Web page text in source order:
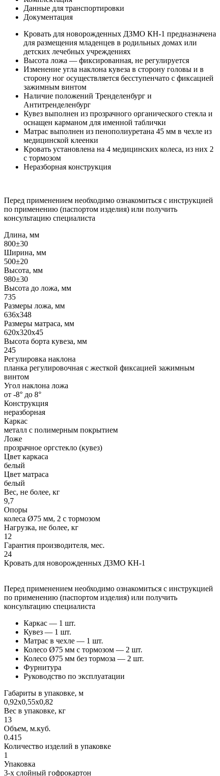
Данные для транспортировки
Документация
Кровать для новорожденных ДЗМО КН-1 предназначена
для размещения младенцев в родильных домах или
детских лечебных учреждениях
Высота ложа — фиксированная, не регулируется
Изменение угла наклона кувеза в сторону головы и в
сторону ног осуществляется бесступенчато с фиксацией
зажимным винтом
Наличие положений Тренделенбург и
Антитренделенбург
Кувез выполнен из прозрачного органического стекла и
оснащен карманом для именной таблички
Матрас выполнен из пенополиуретана 45 мм в чехле из
медицинской клеенки
Кровать установлена на 4 медицинских колеса, из них 2
с тормозом
Неразборная конструкция
Перед применением необходимо ознакомиться с инструкцией
по применению (паспортом изделия) или получить
консультацию специалиста
Длина, мм
800±30
Ширина, мм
500±20
Высота, мм
980±30
Высота до ложа, мм
735
Размеры ложа, мм
636х348
Размеры матраса, мм
620х320х45
Высота борта кувеза, мм
245
Регулировка наклона
планка регулировочная с жесткой фиксацией зажимным
винтом
Угол наклона ложа
от -8° до 8°
Конструкция
неразборная
Каркас
металл с полимерным покрытием
Ложе
прозрачное оргстекло (кувез)
Цвет каркаса
белый
Цвет матраса
белый
Вес, не более, кг
9,7
Опоры
колеса Ø75 мм, 2 с тормозом
Нагрузка, не более, кг
12
Гарантия производителя, мес.
24
Кровать для новорожденных ДЗМО КН-1
Перед применением необходимо ознакомиться с инструкцией
по применению (паспортом изделия) или получить
консультацию специалиста
Каркас — 1 шт.
Кувез — 1 шт.
Матрас в чехле — 1 шт.
Колесо Ø75 мм с тормозом — 2 шт.
Колесо Ø75 мм без тормоза — 2 шт.
Фурнитура
Руководство по эксплуатации
Габариты в упаковке, м
0,92х0,55х0,82
Вес в упаковке, кг
13
Объем, м.куб.
0.415
Количество изделий в упаковке
1
Упаковка
3-х слойный гофрокартон